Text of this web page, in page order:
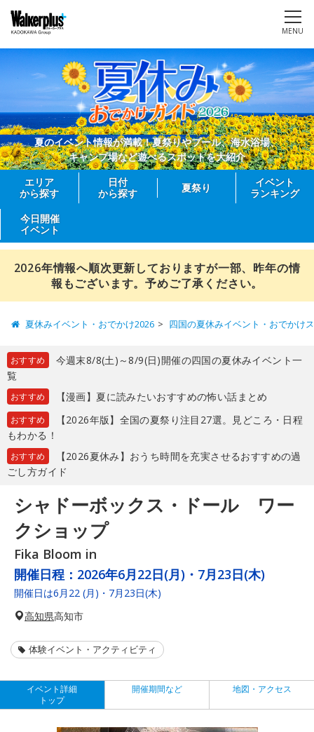
MENU
夏のイベント情報が満載！夏祭りやプール、海水浴場、
キャンプ場など遊べるスポットを大紹介
エリア
から探す
日付
から探す
夏祭り
イベント
ランキング
今日開催
イベント
2026年情報へ順次更新しておりますが一部、昨年の情
報もございます。予めご了承ください。
夏休みイベント・おでかけ2026 四国の夏休みイベント・おでかけ
おすすめ
今週末8/8(土)～8/9(日)開催の四国の夏休みイベント一
覧
おすすめ 【漫画】夏に読みたいおすすめの怖い話まとめ
おすすめ
【2026年版】全国の夏祭り注目27選。見どころ・日程
もわかる！
おすすめ
【2026夏休み】おうち時間を充実させるおすすめの過
ごし方ガイド
シャドーボックス・ドール ワー
クショップ
Fika Bloom in
開催日程： 2026年6月22日(月)・7月23日(木)
開催日は6月22 (月)・7月23日(木)
高知県高知市
体験イベント・アクティビティ
イベント詳細
トップ
開催期間など 地図・アクセス